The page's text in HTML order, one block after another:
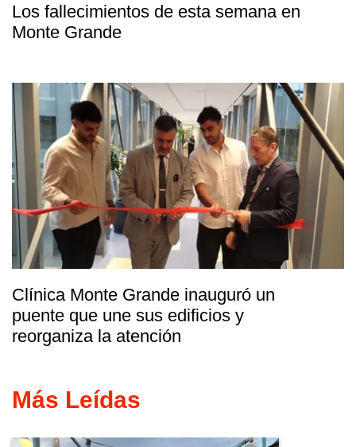
Los fallecimientos de esta semana en
Monte Grande
Clínica Monte Grande inauguró un
puente que une sus edificios y
reorganiza la atención
Más Leídas